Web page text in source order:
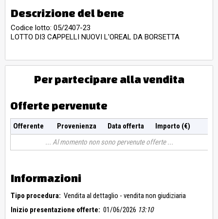
Descrizione del bene
Codice lotto: 05/2407-23
LOTTO DI3 CAPPELLI NUOVI L'OREAL DA BORSETTA
Per partecipare alla vendita
Offerte pervenute
Offerente Provenienza Data offerta
Importo (€)
Al momento non sono pervenute offerte
Informazioni
Tipo procedura: Vendita al dettaglio - vendita non giudiziaria
Inizio presentazione offerte: 01/06/2026 13:10